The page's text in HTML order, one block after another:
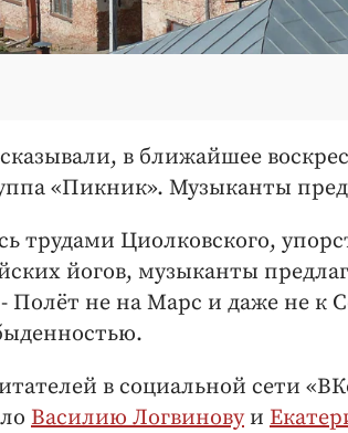
в ближайшее
«Пикник». Музыканты
трудами Циолковского,
йогов, музыканты
Полёт не на Марс и даже не к
в социальной сети
Василию Логвиновуи